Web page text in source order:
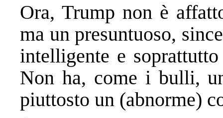
Ora, Trump non è
ma un presuntuoso,
intelligente e
Non ha, come i bulli,
piuttosto un (abnorme)